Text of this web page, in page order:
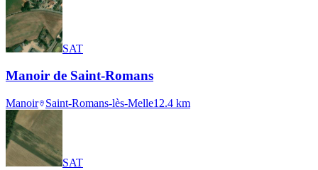
SAT
Manoir de Saint-Romans
Manoir Saint-Romans-lès-Melle12.4 km
SAT